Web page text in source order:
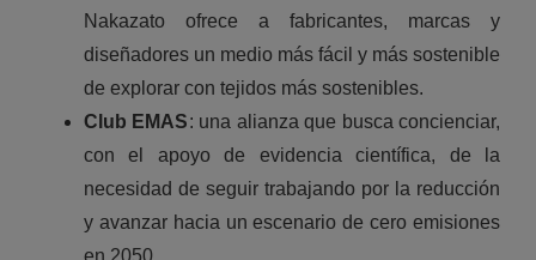
Nakazato ofrece a fabricantes, marcas y
diseñadores un medio más fácil y más sostenible
de explorar con tejidos más sostenibles.
Club EMAS: una alianza que busca concienciar,
con el apoyo de evidencia científica, de la
necesidad de seguir trabajando por la reducción
y avanzar hacia un escenario de cero emisiones